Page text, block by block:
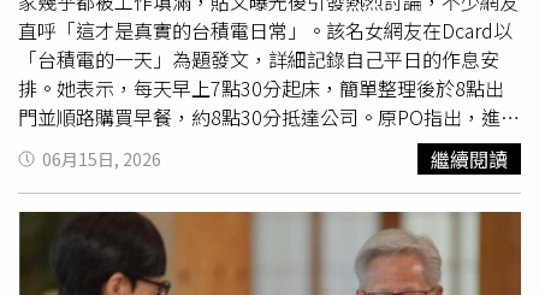
嗎？」逗得全場大笑。李祖寧解釋，當初堅持餵母乳，是希
望提升孩子抵抗力、幫助發育，沒想到後來女兒完全不願意
使用奶瓶，加上自己只有一個孩子，捨不得強迫戒掉，因此
一路餵到3歲半。節目中的專家也說明，母乳確實含有許多
有助嬰幼兒成長的營養成分，甚至會隨著孩子不同階段需求
而調整組成。不過專家也提醒，無法哺餵母乳的家長不必過
度擔心，孩子未來是否肥胖，仍與飲食習慣、運動量及整體
生活型態等多重因素有關，並非單靠母乳哺育就能決定。
直呼「這才是真實的台積電日常」。該名女網友在Dcard以
「台積電的一天」為題發文，詳細記錄自己平日的作息安
排。她表示，每天早上7點30分起床，簡單整理後於8點出
門並順路購買早餐，約8點30分抵達公司。原PO指出，進公
司後首先要確認晨會可能討論的資料內容，9點開始參加晨
會，同時還得處理電子郵件與手邊工作，經常一路忙到中午
11點30分才能抽空吃午餐。下午1點開始，她又得準備後續
會議所需資料與相關知識內容，期間還要接聽電話、回覆問
題以及處理各項業務。到了下午4點，則必須著手解決預計
06月15日, 2026 繼續閱讀